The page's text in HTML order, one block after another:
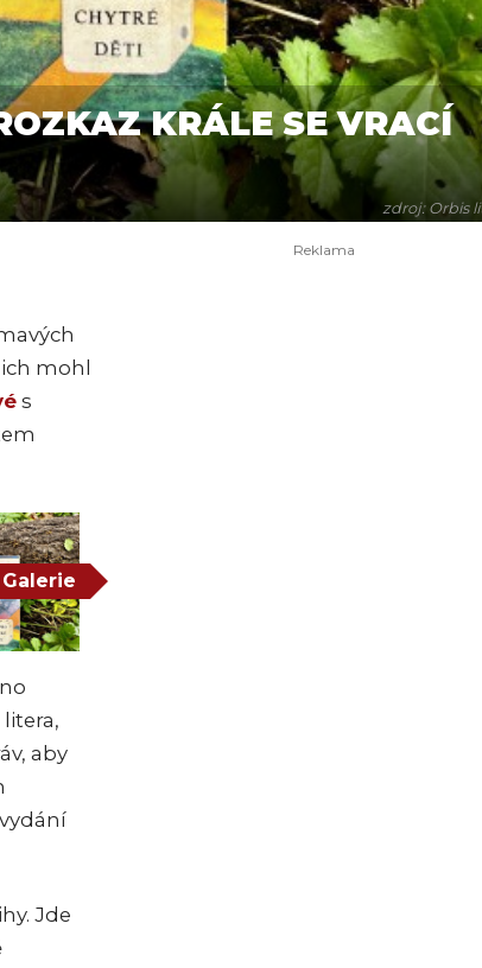
zdroj: Orbis
KRÁLE SE VRACÍ
mohl
s
Galerie
aby
Jde